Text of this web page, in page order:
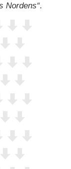
Nordens .